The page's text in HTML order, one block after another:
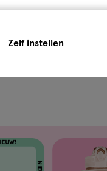
Zelf instellen